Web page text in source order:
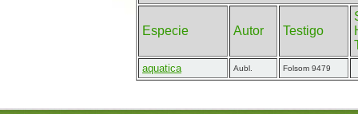
Especie Autor Testigo
aquatica Aubl. Folsom 9479